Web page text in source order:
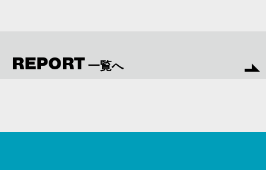
REPORT 一覧へ